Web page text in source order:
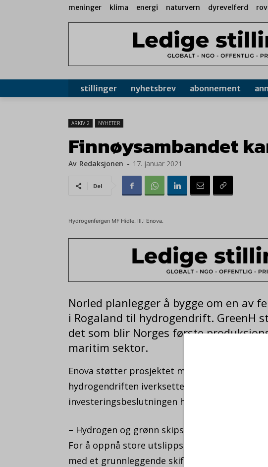
meninger klima energi naturvern dyrevelferd
stillinger nyhetsbrev abonnement
ARKIV 2 NYHETER
Finnøysambandet
Av Redaksjonen - 17. januar 2021
Del
Hydrogenfergen MF Hidle. Ill.: Enova.
Norled planlegger å bygge om en av
i Rogaland til hydrogendrift. GreenH
det som blir Norges første
maritim sektor.
Enova støtter prosjektet med i overkant av
hydrogendriften iverksettes i løpet av første
investeringsbeslutningen hos Norled gjenstår.
– Hydrogen og grønn skipsfart er prioriterte
For å oppnå store utslippsreduksjoner i
med et grunnleggende skifte av drivstoff.